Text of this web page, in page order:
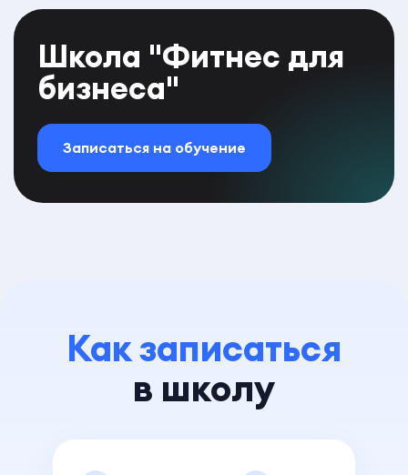
Школа "Фитнес для
бизнеса"
Записаться на обучение
Как записаться
в школу